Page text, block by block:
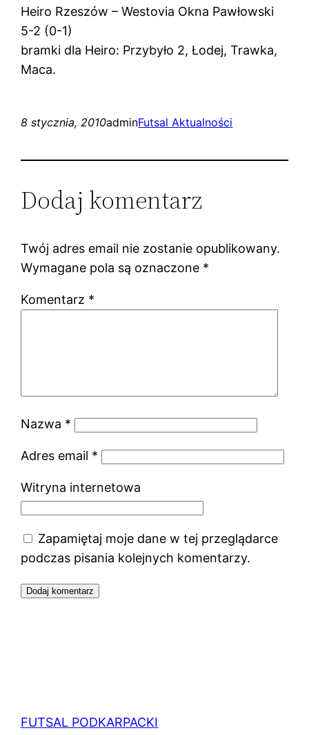
Heiro Rzeszów – Westovia Okna Pawłowski
5-2 (0-1)
bramki dla Heiro: Przybyło 2, Łodej, Trawka,
Maca.
8 stycznia, 2010adminFutsal Aktualności
Dodaj komentarz
Twój adres email nie zostanie opublikowany.
Wymagane pola są oznaczone *
Komentarz *
Nazwa *
Adres email *
Witryna internetowa
Zapamiętaj moje dane w tej przeglądarce
podczas pisania kolejnych komentarzy.
FUTSAL PODKARPACKI